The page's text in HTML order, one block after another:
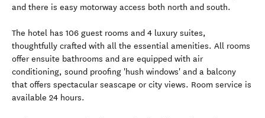
and there is easy motorway access both north and south.
The hotel has 106 guest rooms and 4 luxury suites,
thoughtfully crafted with all the essential amenities. All rooms
offer ensuite bathrooms and are equipped with air
conditioning, sound proofing 'hush windows' and a balcony
that offers spectacular seascape or city views. Room service is
available 24 hours.